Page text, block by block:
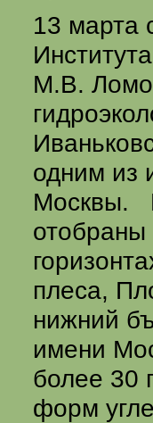
13 марта
М.В.
одним из
Москвы.
отобраны
плеса,
нижний
имени
более 30
форм